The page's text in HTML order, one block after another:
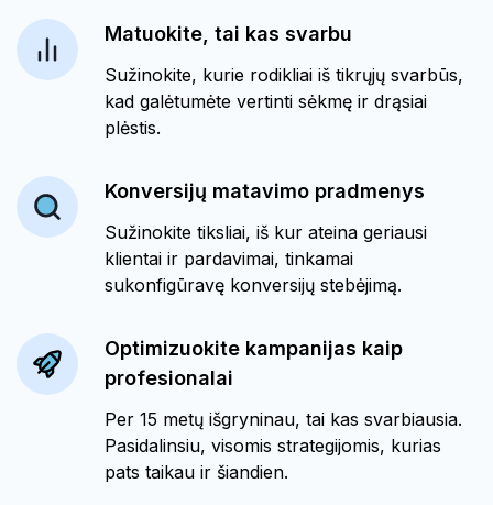
Matuokite, tai kas svarbu
Sužinokite, kurie rodikliai iš tikrųjų svarbūs,
kad galėtumėte vertinti sėkmę ir drąsiai
plėstis.
Konversijų matavimo pradmenys
Sužinokite tiksliai, iš kur ateina geriausi
klientai ir pardavimai, tinkamai
sukonfigūravę konversijų stebėjimą.
Optimizuokite kampanijas kaip
profesionalai
Per 15 metų išgryninau, tai kas svarbiausia.
Pasidalinsiu, visomis strategijomis, kurias
pats taikau ir šiandien.